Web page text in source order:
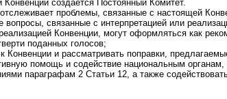
создается Постоянный Комитет.
проблемы, связанные с настоящей
связанные с интерпретацией или
Конвенции, могут оформляться как
поданных голосов;
Конвенции и рассматривать поправки,
помощь и содействие национальным
параграфам 2 Статьи 12, а также